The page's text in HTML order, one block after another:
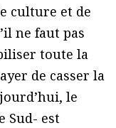
culture et de
ne faut pas
toute la
de casser la
le
Sud- est